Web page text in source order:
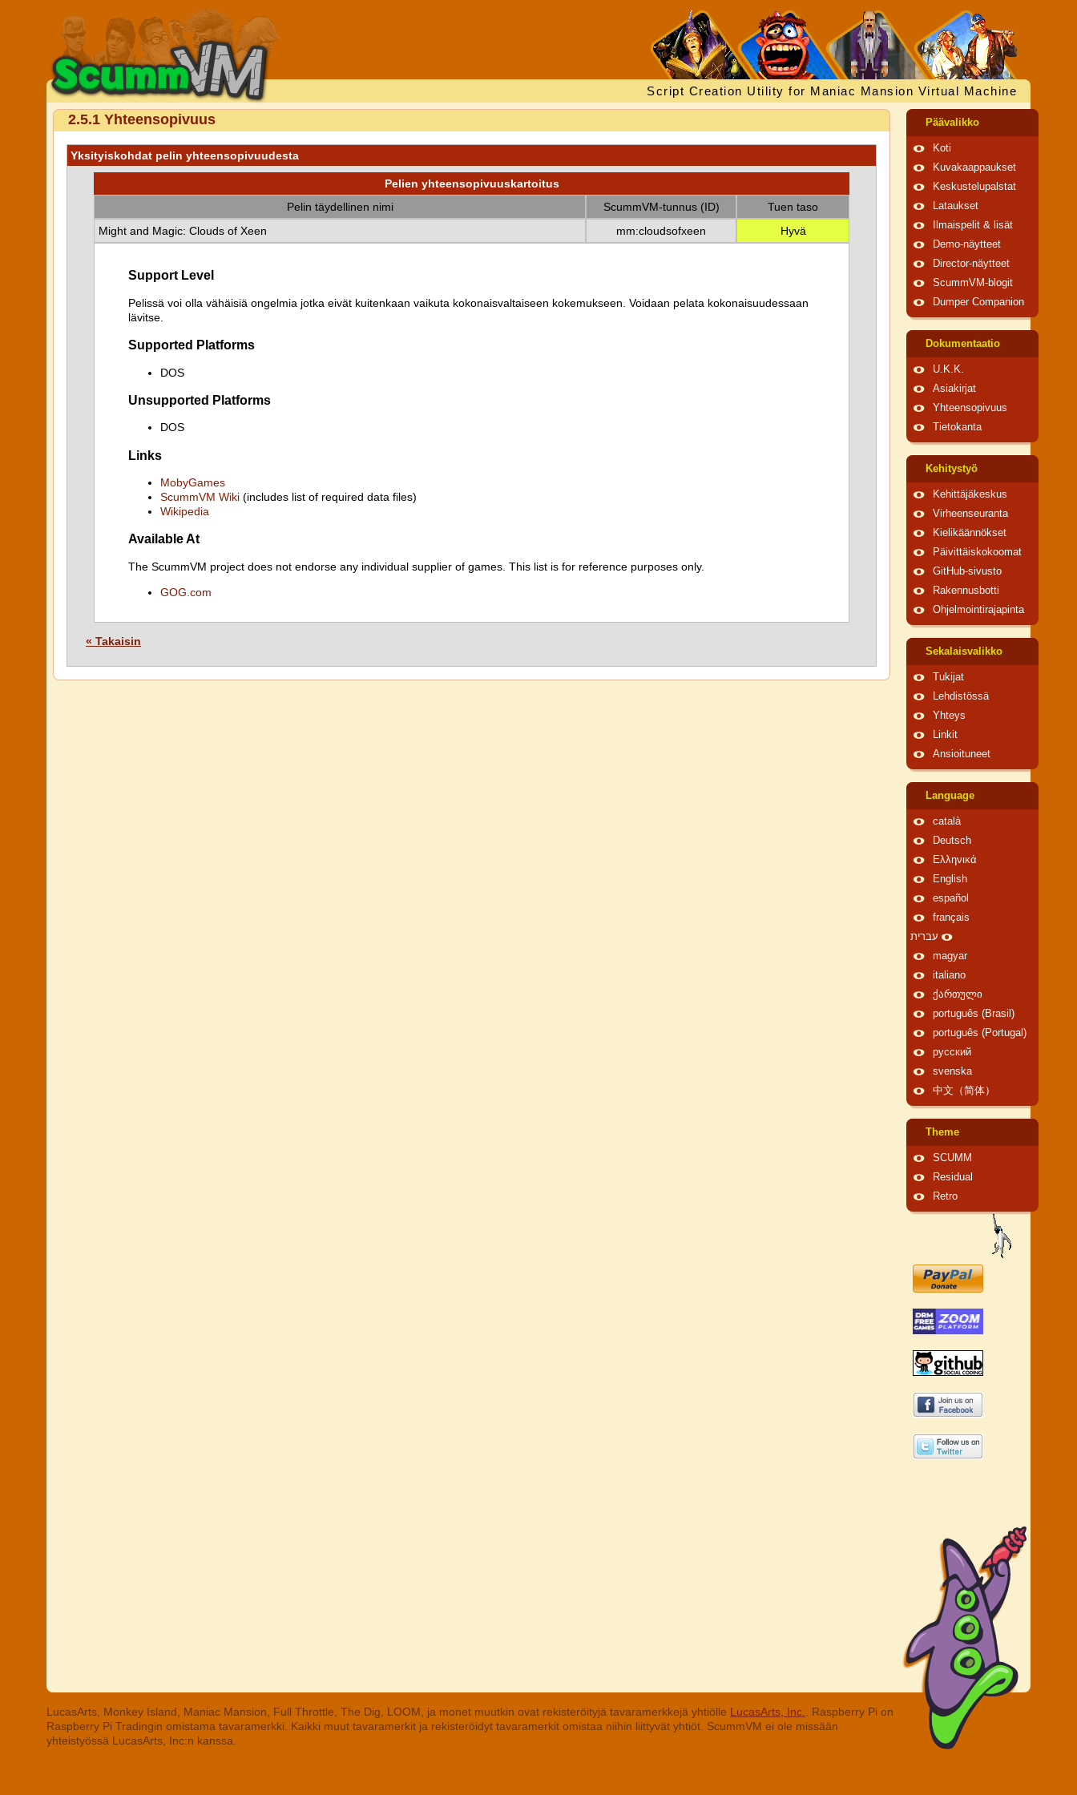
Script Creation Utility for Maniac Mansion Virtual Machine
2.5.1 Yhteensopivuus
Yksityiskohdat pelin yhteensopivuudesta
Pelien yhteensopivuuskartoitus
Pelin täydellinen nimi
ScummVM-tunnus (ID)
Tuen taso
Might and Magic: Clouds of Xeen
mm:cloudsofxeen Hyvä
Support Level
Pelissä voi olla vähäisiä ongelmia jotka eivät kuitenkaan vaikuta kokonaisvaltaiseen kokemukseen. Voidaan pelata kokonaisuudessaan
lävitse.
Supported Platforms
DOS
Unsupported Platforms
DOS
Links
MobyGames
ScummVM Wiki (includes list of required data files)
Wikipedia
Available At
The ScummVM project does not endorse any individual supplier of games. This list is for reference purposes only.
GOG.com
« Takaisin
Päävalikko
Koti
Kuvakaappaukset
Keskustelupalstat
Lataukset
Ilmaispelit & lisät
Demo-näytteet
Director-näytteet
ScummVM-blogit
Dumper Companion
Dokumentaatio
U.K.K.
Asiakirjat
Yhteensopivuus
Tietokanta
Kehitystyö
Kehittäjäkeskus
Virheenseuranta
Kielikäännökset
Päivittäiskokoomat
GitHub-sivusto
Rakennusbotti
Ohjelmointirajapinta
Sekalaisvalikko
Tukijat
Lehdistössä
Yhteys
Linkit
Ansioituneet
Language
català
Deutsch
Ελληνικά
English
español
français
עברית
magyar
italiano
ქართული
português (Brasil)
português (Portugal)
русский
svenska
中文（简体）
Theme
SCUMM
Residual
Retro
LucasArts, Monkey Island, Maniac Mansion, Full Throttle, The Dig, LOOM, ja monet muutkin ovat rekisteröityjä tavaramerkkejä yhtiölle LucasArts, Inc.
. Raspberry Pi on
Raspberry Pi Tradingin omistama tavaramerkki. Kaikki muut tavaramerkit ja rekisteröidyt tavaramerkit omistaa niihin liittyvät yhtiöt. ScummVM ei ole missään
yhteistyössä LucasArts, Inc:n kanssa.